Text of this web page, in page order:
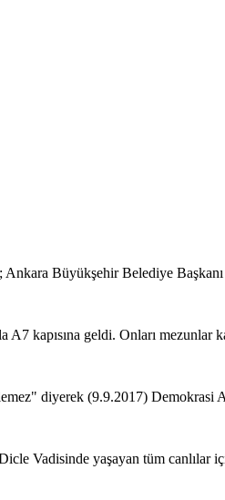
Büyükşehir Belediye
kapısına geldi. Onları mezunlar
diyerek (9.9.2017) Demokrasi
Vadisinde yaşayan tüm canlılar